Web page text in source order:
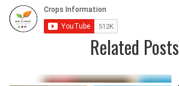
Related Posts